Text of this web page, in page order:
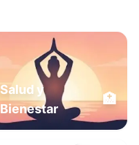
Salud y
Bienestar
🏥